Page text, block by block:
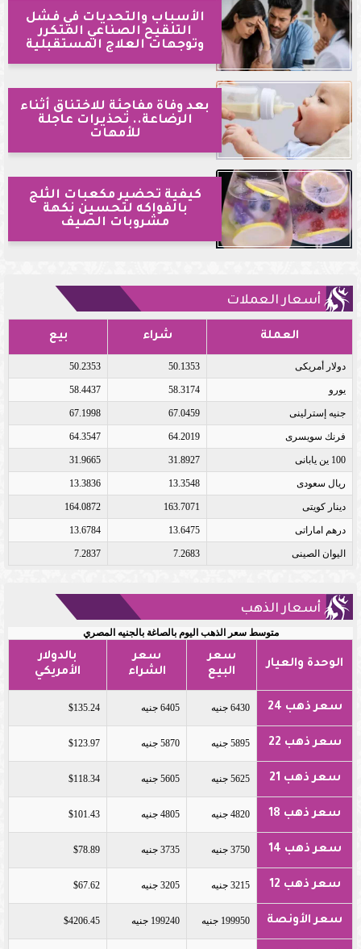
الأسباب والتحديات في فشل
التلقيح الصناعي المتكرر
وتوجهات العلاج المستقبلية
بعد وفاة مفاجئة للاختناق أثناء
الرضاعة.. تحذيرات عاجلة
للأمهات
كيفية تحضير مكعبات الثلج
بالفواكه لتحسين نكهة
مشروبات الصيف
أسعار العملات
العملة شراء بيع
دولار أمريكى 50.1353
50.2353
يورو 58.3174
58.4437
جنيه إسترلينى 67.0459
67.1998
فرنك سويسرى 64.2019
64.3547
100 ين يابانى 31.8927
31.9665
ريال سعودى 13.3548
13.3836
دينار كويتى 163.7071
164.0872
درهم اماراتى 13.6475
13.6784
اليوان الصينى 7.2683
7.2837
أسعار الذهب
متوسط سعر الذهب اليوم بالصاغة بالجنيه المصري
الوحدة والعيار
سعر
البيع
سعر
الشراء
بالدولار
الأمريكي
سعر ذهب 24 6430 جنيه 6405 جنيه $135.24
سعر ذهب 22 5895 جنيه 5870 جنيه $123.97
سعر ذهب 21 5625 جنيه 5605 جنيه $118.34
سعر ذهب 18 4820 جنيه 4805 جنيه $101.43
سعر ذهب 14 3750 جنيه 3735 جنيه $78.89
سعر ذهب 12 3215 جنيه 3205 جنيه $67.62
سعر الأونصة 199950 جنيه 199240 جنيه $4206.45